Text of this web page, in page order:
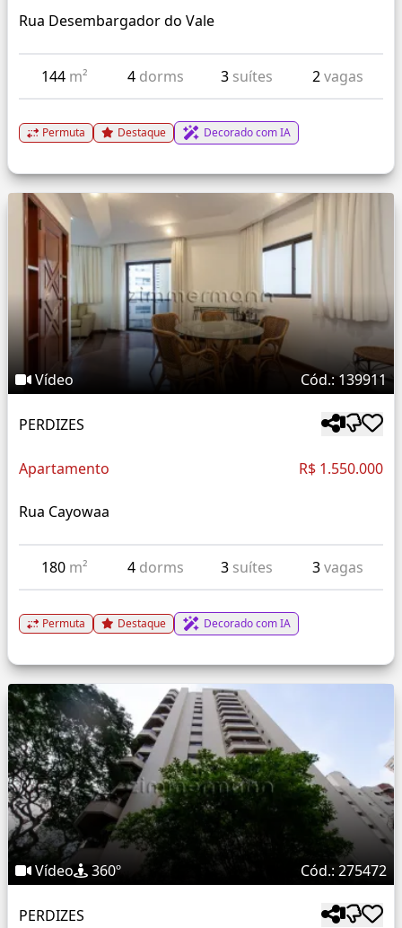
Rua Desembargador do Vale
144 m² 4 dorms 3 suítes 2vagas
Permuta Destaque Decorado com IA
Vídeo Cód.: 139911
PERDIZES
Apartamento R$ 1.550.000
Rua Cayowaa
180 m² 4 dorms 3 suítes 3vagas
Permuta Destaque Decorado com IA
Vídeo 360º Cód.: 275472
PERDIZES